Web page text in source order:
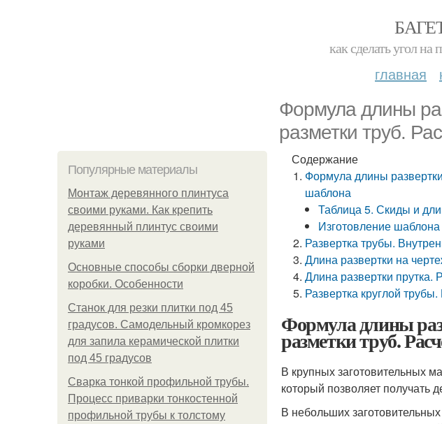
как сделать угол на
главная
Формула длины
разметки труб.
Популярные материалы
Монтаж деревянного плинтуса
своими руками. Как крепить
деревянный плинтус своими
руками
Основные способы сборки дверной
коробки. Особенности
Станок для резки плитки под 45
градусов. Самодельный кромкорез
для запила керамической плитки
под 45 градусов
Сварка тонкой профильной трубы.
Процесс приварки тонкостенной
профильной трубы к толстому
Содержание
Формула длины
шаблона
Таблица 5. Скиды и
Изготовление шаблона
Развертка трубы.
Длина развертки на
Длина развертки прутка.
Развертка круглой
Формула длины
разметки труб.
В крупных заготовительных
который позволяет получать
В небольших